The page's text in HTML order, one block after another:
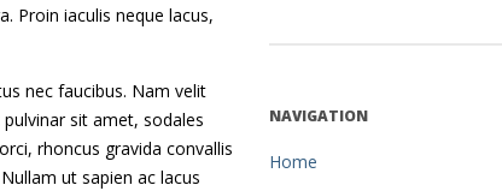
Proin iaculis neque lacus,
nec faucibus. Nam velit
sit amet, sodales
rhoncus gravida convallis
ut sapien ac lacus
NAVIGATION
Home